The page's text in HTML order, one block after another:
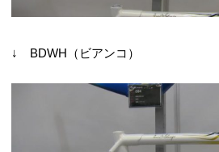
↓ BDWH（ビアンコ）